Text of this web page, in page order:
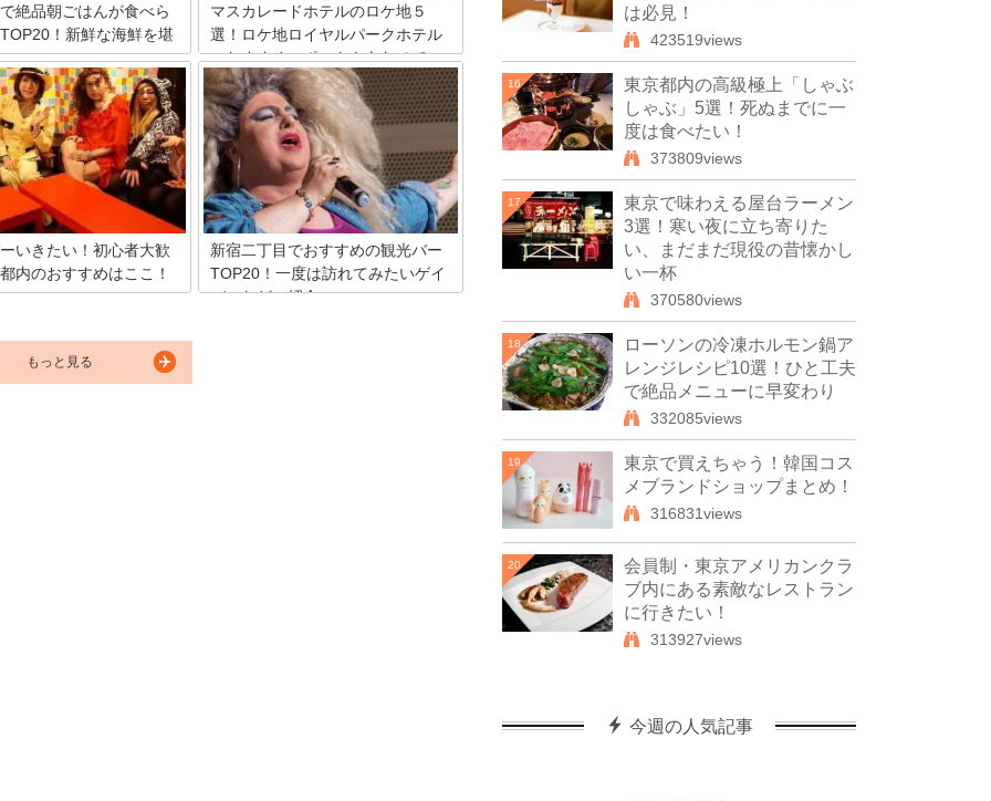
絶品朝ごはんが食べら
！新鮮な海鮮を堪
豊洲市場は築地から移転し、
にオープンしました！築地
、卸売り市場見学と並び、注
いるのが「朝ごはん」。新鮮
ちろん、朝早くから並んでま
い！と思える人気店が目白押
！いろんなジャンルの料理
でくださいね！
マスカレードホテルのロケ地５
選！ロケ地ロイヤルパークホテル
のおすすめスポットもあわせてご
紹介
マスカレードホテルのロケ地を案内しま
す。ベストセラー作家のミステリー小説
を映画化した作品。木村拓哉・長澤まさ
みといった人気俳優が演じたことで話題
になりました。今回はこの映画のロケ地
について5か所厳選。さらにメインのロ
ケ地だったロイヤルパークホテルのおす
すめスポットを紹介します。
いきたい！初心者大歓
内のおすすめはここ！
は昔よりも店舗数が増えて来
きやすくなって来たかと思い
はおもしろおかしい時間が過
新宿二丁目でおすすめの観光バー
TOP20！一度は訪れてみたいゲイ
バーなどご紹介
もっと見る
は必見！
423519views
16
東京都内の高級極上「しゃぶ
しゃぶ」5選！死ぬまでに一
度は食べたい！
373809views
17
東京で味わえる屋台ラーメン
3選！寒い夜に立ち寄りた
い、まだまだ現役の昔懐かし
い一杯
370580views
18
ローソンの冷凍ホルモン鍋ア
レンジレシピ10選！ひと工夫
で絶品メニューに早変わり
332085views
19
東京で買えちゃう！韓国コス
メブランドショップまとめ！
316831views
20
会員制・東京アメリカンクラ
ブ内にある素敵なレストラン
に行きたい！
313927views
今週の人気記事